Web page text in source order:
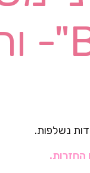
נשלפות.
החזרות.